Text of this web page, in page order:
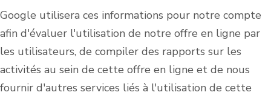
Google utilisera ces informations pour notre compte
afin d'évaluer l'utilisation de notre offre en ligne par
les utilisateurs, de compiler des rapports sur les
activités au sein de cette offre en ligne et de nous
fournir d'autres services liés à l'utilisation de cette